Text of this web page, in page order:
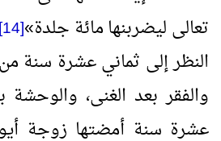
تعالى ليضربنها مائة جلدة»
[14]
النظر إلى ثماني عشرة سنة من
والفقر بعد الغنى، والوحشة
عشرة سنة أمضتها زوجة